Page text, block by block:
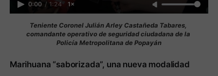
0:00 / 1:24 1×
Teniente Coronel Julián Arley Castañeda Tabares,
comandante operativo de seguridad ciudadana de la
Policía Metropolitana de Popayán
Marihuana “saborizada”, una nueva modalidad